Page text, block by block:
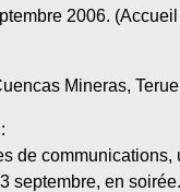
2006.
Mineras,
:
de
septembre, en soirée.